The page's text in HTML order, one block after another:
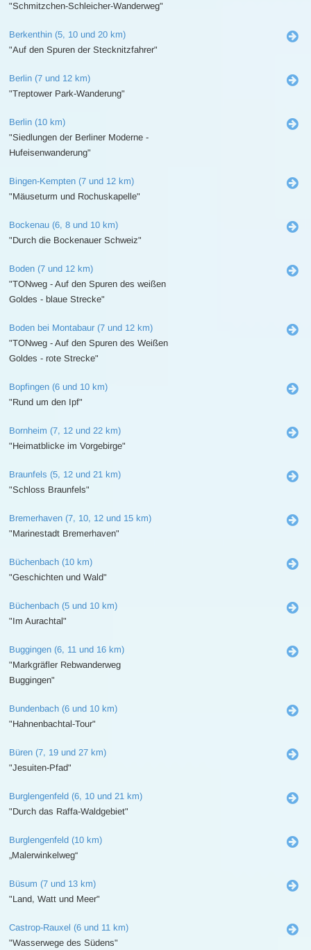
"Schmitzchen-Schleicher-Wanderweg"
Berkenthin (5, 10 und 20 km)
"Auf den Spuren der Stecknitzfahrer"
Berlin (7 und 12 km)
"Treptower Park-Wanderung"
Berlin (10 km)
"Siedlungen der Berliner Moderne -
Hufeisenwanderung"
Bingen-Kempten (7 und 12 km)
"Mäuseturm und Rochuskapelle"
Bockenau (6, 8 und 10 km)
"Durch die Bockenauer Schweiz"
Boden (7 und 12 km)
"TONweg - Auf den Spuren des weißen
Goldes - blaue Strecke"
Boden bei Montabaur (7 und 12 km)
"TONweg - Auf den Spuren des Weißen
Goldes - rote Strecke"
Bopfingen (6 und 10 km)
"Rund um den Ipf"
Bornheim (7, 12 und 22 km)
"Heimatblicke im Vorgebirge"
Braunfels (5, 12 und 21 km)
"Schloss Braunfels"
Bremerhaven (7, 10, 12 und 15 km)
"Marinestadt Bremerhaven"
Büchenbach (10 km)
"Geschichten und Wald"
Büchenbach (5 und 10 km)
"Im Aurachtal"
Buggingen (6, 11 und 16 km)
"Markgräfler Rebwanderweg
Buggingen"
Bundenbach (6 und 10 km)
"Hahnenbachtal-Tour"
Büren (7, 19 und 27 km)
"Jesuiten-Pfad"
Burglengenfeld (6, 10 und 21 km)
"Durch das Raffa-Waldgebiet"
Burglengenfeld (10 km)
„Malerwinkelweg“
Büsum (7 und 13 km)
"Land, Watt und Meer"
Castrop-Rauxel (6 und 11 km)
"Wasserwege des Südens"